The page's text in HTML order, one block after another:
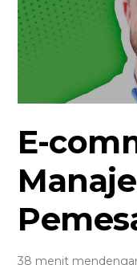
E-
38 menit